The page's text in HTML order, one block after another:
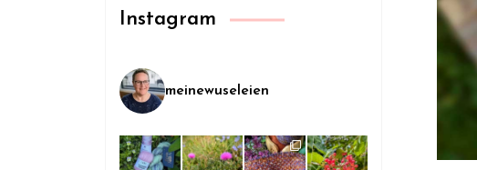
Instagram
meinewuseleien